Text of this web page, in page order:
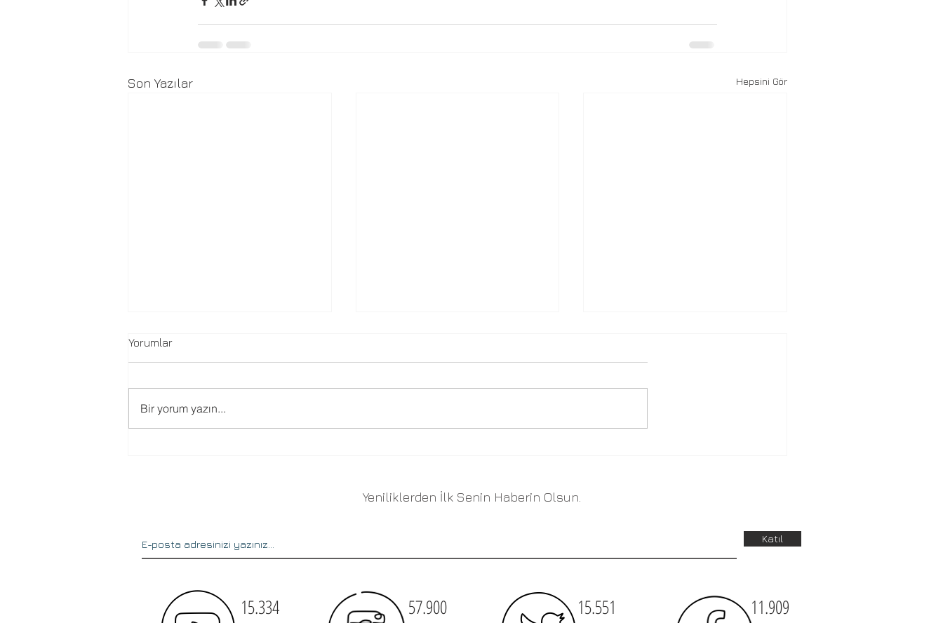
Son Yazılar Hepsini Gör
Yorumlar
Bir yorum yazın...
Yeniliklerden İlk Senin Haberin Olsun.
Katıl
15.334 57.900 15.551 11.909